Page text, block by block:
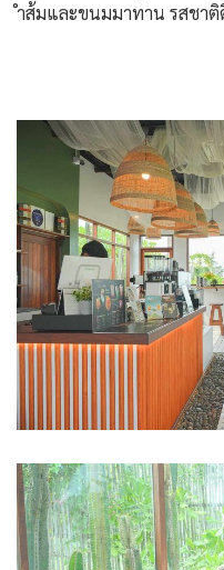
ำส้มและขนมมาทาน รสชาติ